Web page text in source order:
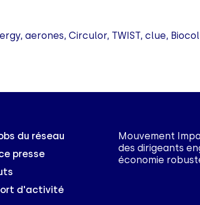
aerones, Circulor, TWIST, clue,
du réseau
presse
d'activité
Mouvement
des dirigeants
économie